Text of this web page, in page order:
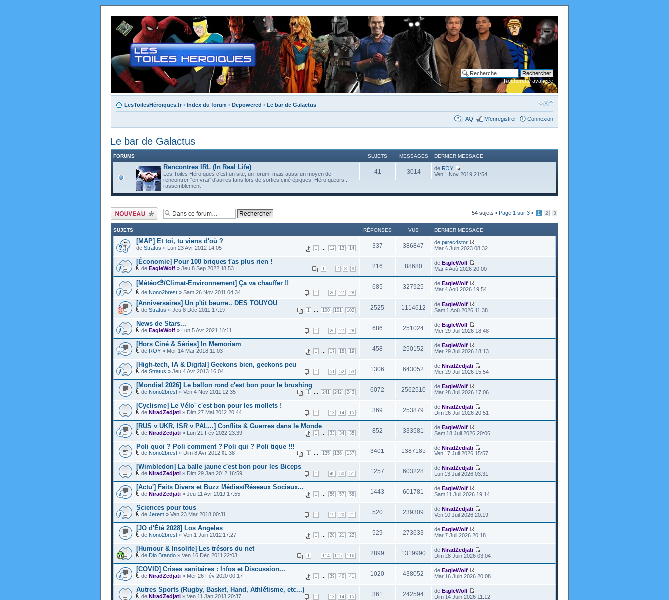
Recherche avancée
LesToilesHéroïques.fr ‹ Index du forum ‹ Depowered ‹ Le bar de Galactus
FAQ M’enregistrer Connexion
Le bar de Galactus
FORUMS SUJETS MESSAGES DERNIER MESSAGE
Rencontres IRL (In Real Life)
Les Toiles Héroïques c'est un site, un forum, mais aussi un moyen de
rencontrer "en vrai" d'autres fans lors de sorties ciné épiques. Héroïqueurs...
rassemblement !
41 3014 de ROY
Ven 1 Nov 2019 21:54
Ecrire un nouveau
sujet
54 sujets • Page 1 sur 3 • 1 2 3
SUJETS RÉPONSES VUS DERNIER MESSAGE
[MAP] Et toi, tu viens d'où ?
1 12 13 14
de Stratus » Lun 23 Avr 2012 14:05 337 386847 de perec4stor
Mar 6 Juin 2023 08:32
[Économie] Pour 100 briques t'as plus rien !
1 7 8 9
de EagleWolf » Jeu 8 Sep 2022 18:53 216 88680 de EagleWolf
Mar 4 Aoû 2026 20:00
[Météo⛅/Climat-Environnement] Ça va chauffer !!
1 26 27 28
de Nono2brest » Sam 26 Nov 2011 04:34
685 327925 de EagleWolf
Mar 4 Aoû 2026 19:54
[Anniversaires] Un p'tit beurre.. DES TOUYOU
1 100 101 102
de Stratus » Jeu 8 Déc 2011 17:19 2525 1114612 de EagleWolf
Sam 1 Aoû 2026 11:38
News de Stars...
1 26 27 28
de EagleWolf » Lun 5 Avr 2021 18:11 686 251024 de EagleWolf
Mer 29 Juil 2026 18:48
[Hors Ciné & Séries] In Memoriam
1 17 18 19
de ROY » Mer 14 Mar 2018 11:03 458 250152 de EagleWolf
Mer 29 Juil 2026 18:13
[High-tech, IA & Digital] Geekons bien, geekons peu
1 51 52 53
de Stratus » Jeu 4 Avr 2013 16:04 1306 643052 de NiradZedjati
Mer 29 Juil 2026 15:54
[Mondial 2026] Le ballon rond c'est bon pour le brushing
1 241 242 243
de Nono2brest » Ven 4 Nov 2011 12:35 6072 2562510 de EagleWolf
Mar 28 Juil 2026 17:06
[Cyclisme] Le Vélo' c'est bon pour les mollets !
1 13 14 15
de NiradZedjati » Dim 27 Mai 2012 20:44 369 253879 de NiradZedjati
Dim 26 Juil 2026 20:51
[RUS v UKR, ISR v PAL...] Conflits & Guerres dans le Monde
1 33 34 35
de NiradZedjati » Lun 21 Fév 2022 23:39 852 333581 de EagleWolf
Sam 18 Juil 2026 20:06
Poli quoi ? Poli comment ? Poli qui ? Poli tique !!!
1 135 136 137
de Nono2brest » Dim 8 Avr 2012 01:38 3401 1387185 de NiradZedjati
Ven 17 Juil 2026 15:57
[Wimbledon] La balle jaune c'est bon pour les Biceps
1 49 50 51
de NiradZedjati » Dim 29 Jan 2012 16:59 1257 603228 de NiradZedjati
Lun 13 Juil 2026 03:31
[Actu'] Faits Divers et Buzz Médias/Réseaux Sociaux...
1 56 57 58
de NiradZedjati » Jeu 11 Avr 2019 17:55 1443 601781 de EagleWolf
Sam 11 Juil 2026 19:14
Sciences pour tous
1 19 20 21
de Jerem » Ven 23 Mar 2018 00:31 520 239309 de NiradZedjati
Ven 10 Juil 2026 20:19
[JO d'Été 2028] Los Angeles
1 20 21 22
de Nono2brest » Ven 1 Juin 2012 17:27 529 273633 de EagleWolf
Mar 7 Juil 2026 20:18
[Humour & Insolite] Les trésors du net
1 114 115 116
de Dio Brando » Ven 16 Déc 2011 22:03 2899 1319990 de NiradZedjati
Dim 28 Juin 2026 03:04
[COVID] Crises sanitaires : Infos et Discussion...
1 39 40 41
de NiradZedjati » Mer 26 Fév 2020 00:17 1020 438052 de EagleWolf
Mar 16 Juin 2026 20:08
Autres Sports (Rugby, Basket, Hand, Athlétisme, etc...)
1 13 14 15
de NiradZedjati » Ven 11 Jan 2013 20:37 361 242594 de EagleWolf
Dim 14 Juin 2026 11:12